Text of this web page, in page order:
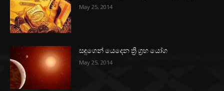
May 25, 2014
සඳුගෙන් යෙදෙන ත්‍රි ග්‍රහ යෝග
May 25, 2014